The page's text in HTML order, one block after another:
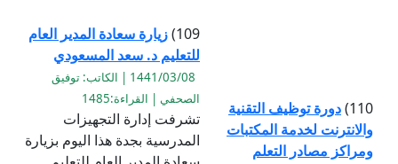
110) دورة توظيف التقنية
والانترنت لخدمة المكتبات
ومراكز مصادر التعلم
109) زيارة سعادة المدير العام
للتعليم د. سعد المسعودي
1441/03/08 | الكاتب: توفيق
الصحفي | القراءة:1485
تشرفت إدارة التجهيزات
المدرسية بجدة هذا اليوم بزيارة